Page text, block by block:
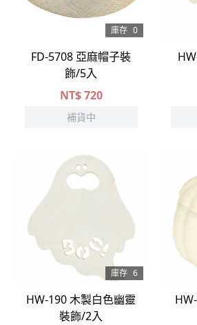
庫存 0
FD-5708 亞麻帽子裝
飾/5入
NT$720
補貨中
庫存 6
HW-190 木製白色幽靈
裝飾/2入